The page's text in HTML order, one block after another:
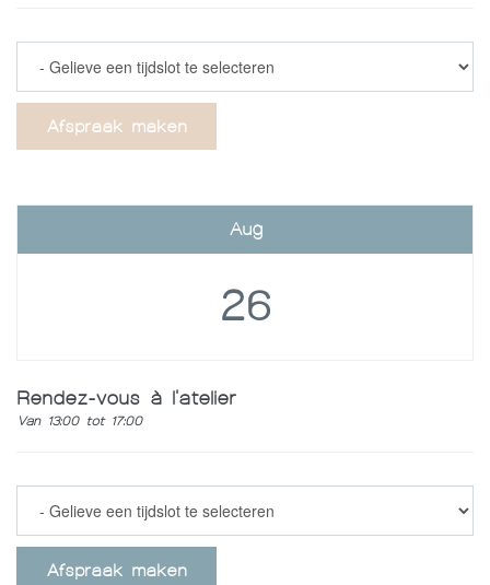
Afspraak maken
Aug
26
Rendez-vous à l'atelier
Van 13:00 tot 17:00
Afspraak maken